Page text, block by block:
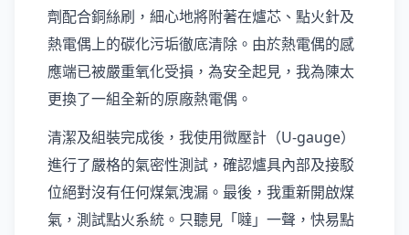
劑配合銅絲刷，細心地將附著在爐芯、點火針及
熱電偶上的碳化污垢徹底清除。由於熱電偶的感
應端已被嚴重氧化受損，為安全起見，我為陳太
更換了一組全新的原廠熱電偶。
清潔及組裝完成後，我使用微壓計（U-gauge）
進行了嚴格的氣密性測試，確認爐具內部及接駁
位絕對沒有任何煤氣洩漏。最後，我重新開啟煤
氣，測試點火系統。只聽見「噠」一聲，快易點